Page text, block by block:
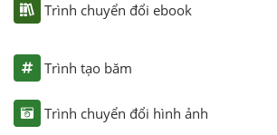
Trình chuyển đổi ebook
Trình tạo băm
Trình chuyển đổi hình ảnh